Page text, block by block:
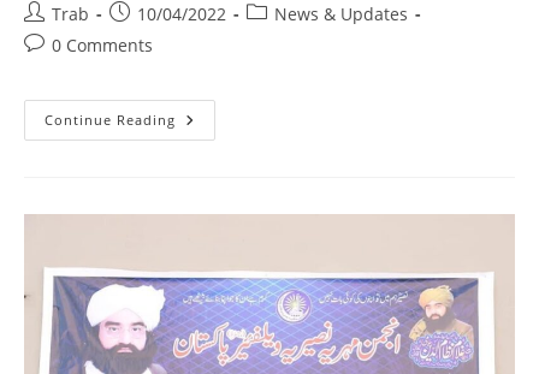
Post
author:
Trab
Post
published:
10/04/2022
PostNews & Updates
Post0 Comments
Continue Reading Youm
E
RA